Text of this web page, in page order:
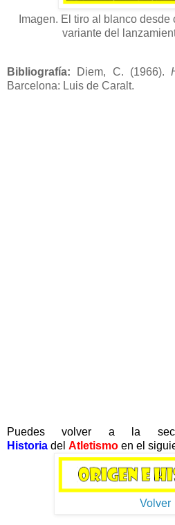
Imagen. El tiro al blanco
variante del
Bibliografía: Diem, C. (1966).
Barcelona: Luis de Caralt.
Puedes volver a la
Historia del Atletismo en el
Volver